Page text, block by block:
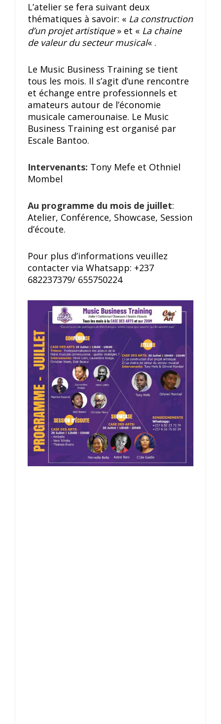
L’atelier se fera suivant deux
thématiques à savoir: « La construction
d’un projet artistique» et « La chaine
de valeur du secteur musical« .
Le Music Business Training se tient
tous les mois. Il s’agit d’une rencontre
et échange entre professionnels et
amateurs autour de l’économie
musicale camerounaise. Le Music
Business Training est organisé par
Escale Bantoo.
Intervenants: Tony Mefe et Othniel
Mombel
Au programme du mois de juillet:
Atelier, Conférence, Showcase, Session
d’écoute.
Pour plus d’informations veuillez
contacter via Whatsapp: +237
682237379/ 655750224